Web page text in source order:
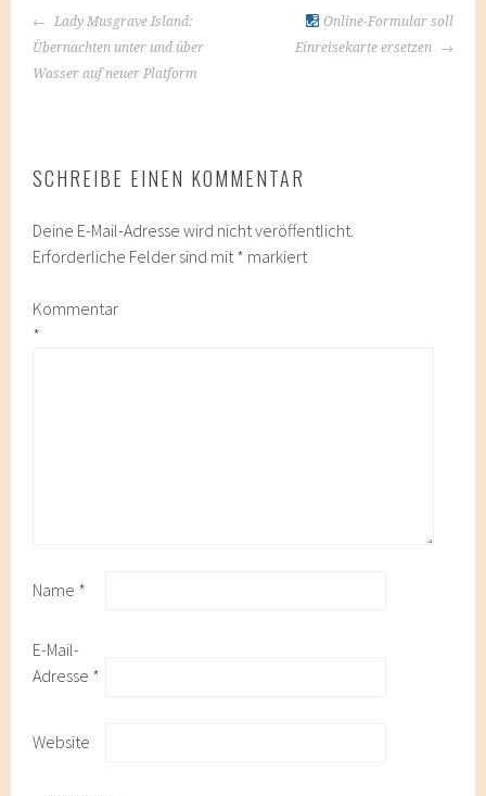
BEITRAGS-
NAVIGATION
Lady Musgrave Island:
Übernachten unter und über
Wasser auf neuer Platform
Online-Formular soll
Einreisekarte ersetzen
SCHREIBE EINEN KOMMENTAR
Deine E-Mail-Adresse wird nicht veröffentlicht.
Erforderliche Felder sind mit* markiert
Kommentar
*
Name *
E-Mail-
Adresse *
Website